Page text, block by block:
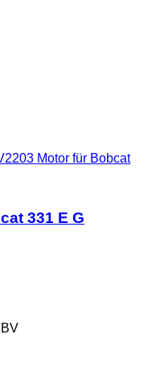
Motor für Bobcat
331 E G